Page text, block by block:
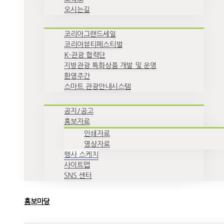
오시는길
코리아그랜드세일
코리아뷰티페스티벌
K-관광 협력단
지방관광 특화상품 개발 및 운영
환영주간
스마트 관광안내시스템
공지/공고
홍보자료
인쇄자료
영상자료
행사 스케치
사이트맵
SNS 센터
홍보마당